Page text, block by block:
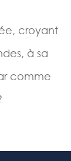
croyant
à sa
comme